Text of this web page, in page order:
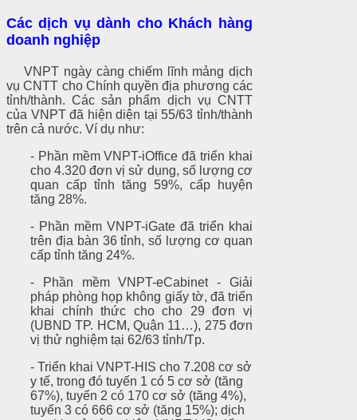
Các dịch vụ dành cho Khách hàng
doanh nghiệp
VNPT ngày càng chiếm lĩnh mảng dịch
vụ CNTT cho Chính quyền địa phương các
tỉnh/thành. Các sản phẩm dịch vụ CNTT
của VNPT đã hiện diện tại 55/63 tỉnh/thành
trên cả nước. Ví dụ như:
- Phần mềm VNPT-iOffice đã triển khai
cho 4.320 đơn vị sử dụng, số lượng cơ
quan cấp tỉnh tăng 59%, cấp huyện
tăng 28%.
- Phần mềm VNPT-iGate đã triển khai
trên địa bàn 36 tỉnh, số lượng cơ quan
cấp tỉnh tăng 24%.
- Phần mềm VNPT-eCabinet - Giải
pháp phòng họp không giấy tờ, đã triển
khai chính thức cho cho 29 đơn vị
(UBND TP. HCM, Quận 11…), 275 đơn
vị thử nghiệm tại 62/63 tỉnh/Tp.
- Triển khai VNPT-HIS cho 7.208 cơ sở
y tế, trong đó tuyến 1 có 5 cơ sở (tăng
67%), tuyến 2 có 170 cơ sở (tăng 4%),
tuyến 3 có 666 cơ sở (tăng 15%); dịch